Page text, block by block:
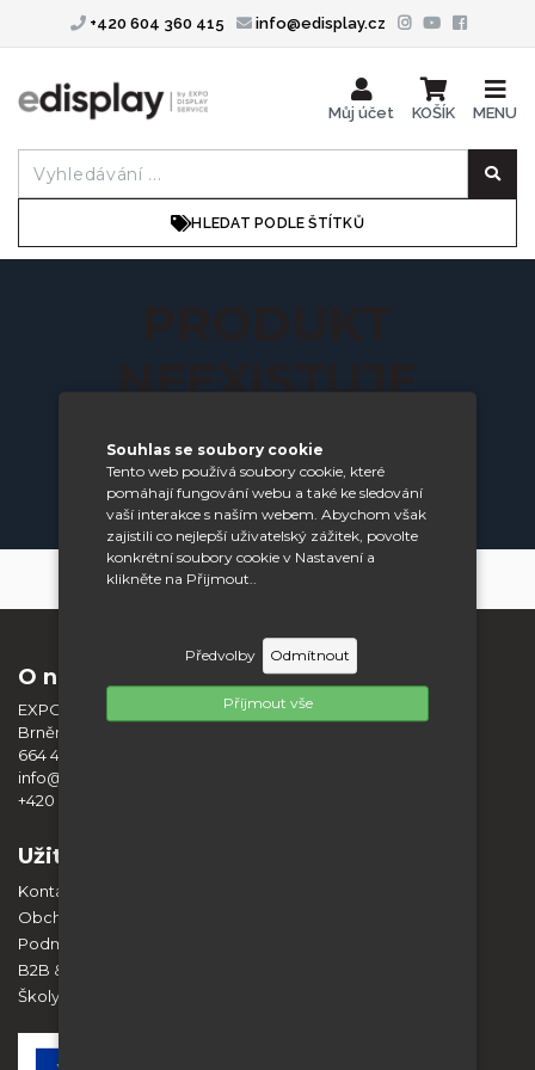
Souhlas se soubory cookie
Tento web používá soubory cookie, které
pomáhají fungování webu a také ke sledování
vaší interakce s naším webem. Abychom však
zajistili co nejlepší uživatelský zážitek, povolte
konkrétní soubory cookie v Nastavení a
klikněte na Přijmout..
Předvolby Odmítnout
Příjmout vše
+420 604 360 415 info@edisplay.cz
HLEDAT PODLE ŠTÍTKŮ
Můj účet KOŠÍK MENU
NEEXISTUJE
Požadovaný produkt nebyl nalezen.
zobrazit všechny produkty
O nás
EXPO DISPLAY SERVICE s.r.o.
Brněnská 404
664 42 Modřice
info@expodisplayservice.cz
+420 603 574 784
Užitečné informace
Kontakt
Obchodní podmínky
Podmínky ochrany osobních údajů
B2B & Spolupráce
Školy a vzdělávací instituce